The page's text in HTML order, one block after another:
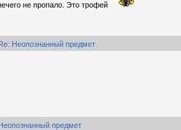
не пропало. Это трофей
Неопознанный предмет
предмет